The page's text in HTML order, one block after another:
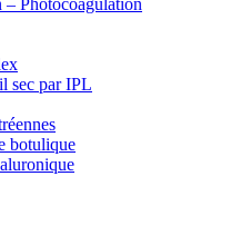
– Photocoagulation
sec par IPL
botulique